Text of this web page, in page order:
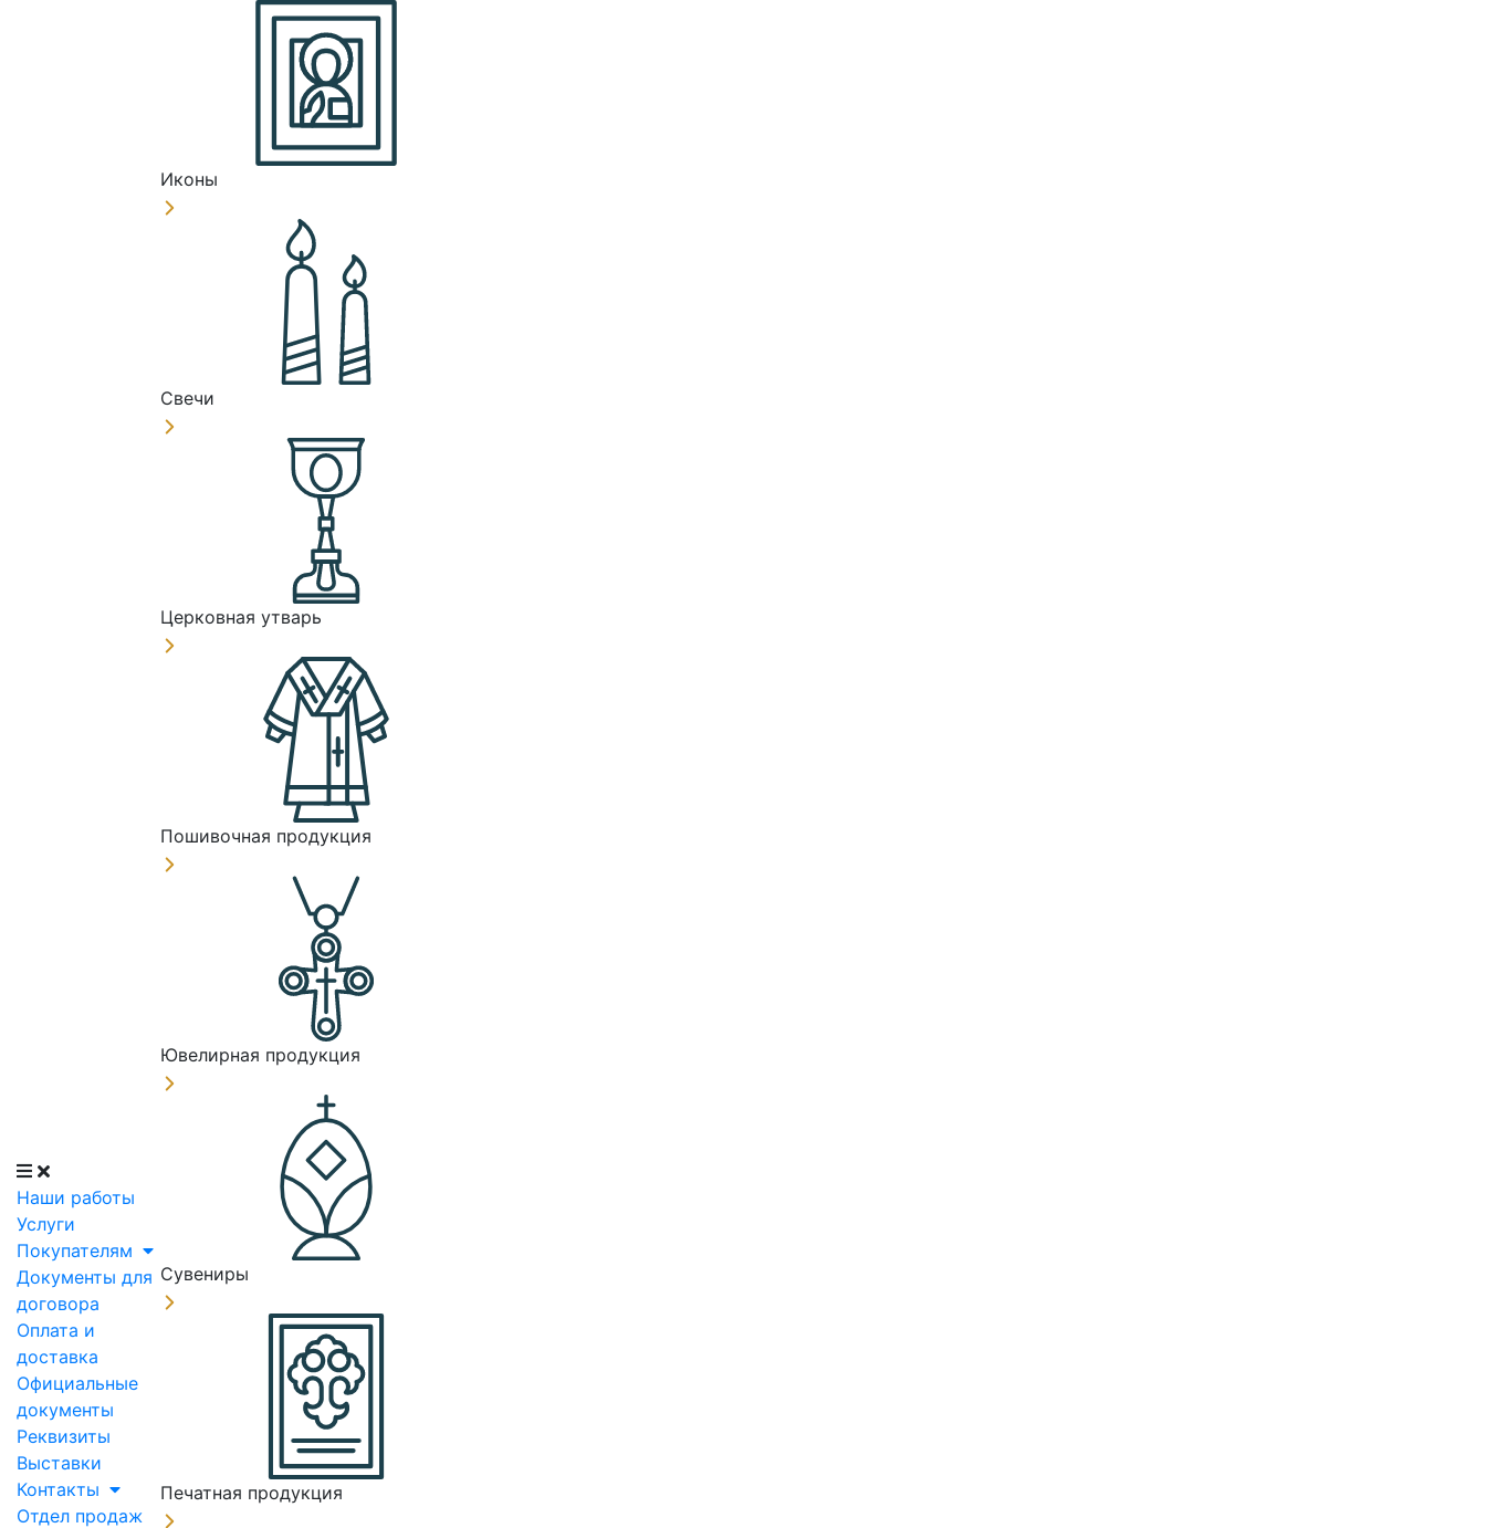
Наши работы
Услуги
Покупателям
Документы для
договора
Оплата и
доставка
Официальные
документы
Реквизиты
Выставки
Контакты
Отдел продаж
Иконы
Свечи
Церковная утварь
Пошивочная продукция
Ювелирная продукция
Сувениры
Печатная продукция